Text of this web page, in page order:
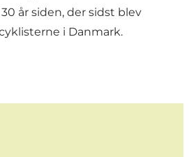
år siden, der sidst blev
i Danmark.